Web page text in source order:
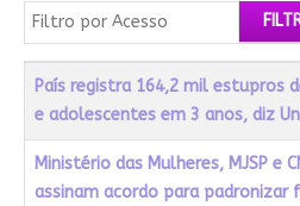
Filtro por Acesso
Título Acessos
País registra 164,2 mil estupros
e adolescentes em 3 anos, diz
Ministério das Mulheres, MJSP e
assinam acordo para padronizar